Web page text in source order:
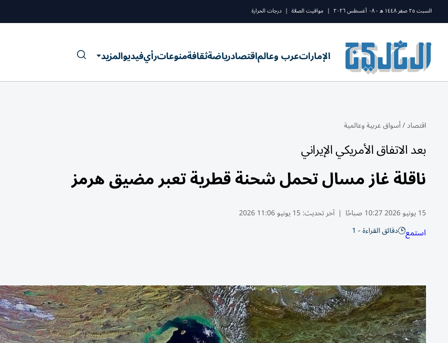
السبت ٢٥ صفر ١٤٤٨ ه - ٠٨ أغسطس ٢٠٢٦ | مواقيت الصلاة | درجات الحرارة
الإماراتعرب وعالماقتصادرياضةثقافةمنوعاترأيفيديوالمزيد
اقتصاد/أسواق عربية وعالمية
بعد الاتفاق الأمريكي الإيراني
ناقلة غاز مسال تحمل شحنة قطرية تعبر مضيق هرمز
15 يونيو 2026 10:27 صباحًا | آخر تحديث:15 يونيو 11:06 2026
استمع دقائق القراءة - 1